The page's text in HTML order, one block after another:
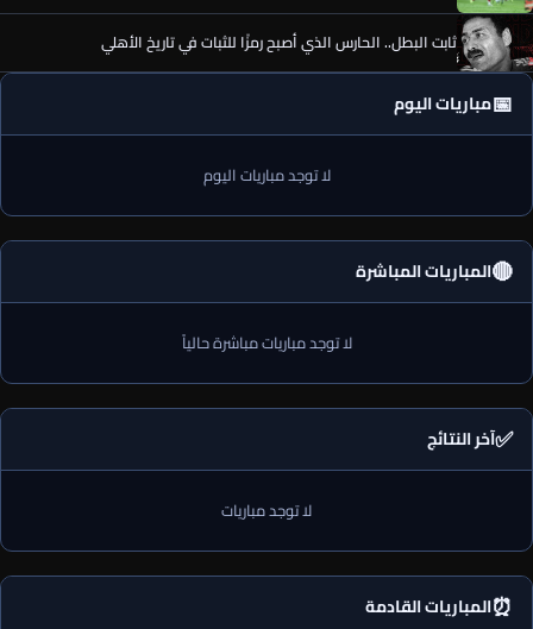
ثابت البطل.. الحارس الذي أصبح رمزًا للثبات في تاريخ الأهلي
📅مباريات اليوم
لا توجد مباريات اليوم
🔴المباريات المباشرة
لا توجد مباريات مباشرة حالياً
✅آخر النتائج
لا توجد مباريات
⏰المباريات القادمة